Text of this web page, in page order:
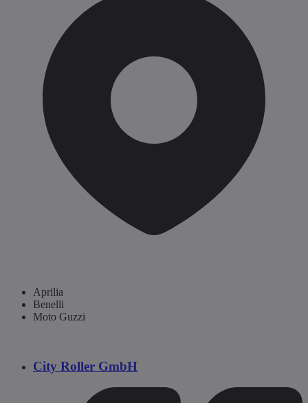
Aprilia
Benelli
Moto Guzzi
City Roller GmbH